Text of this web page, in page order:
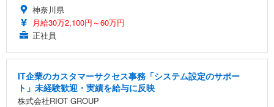
神奈川県
月給30万2,100円～60万円
正社員
IT企業のカスタマーサクセス事務「システム設定のサポー
ト」未経験歓迎・実績を給与に反映
株式会社RIOT GROUP